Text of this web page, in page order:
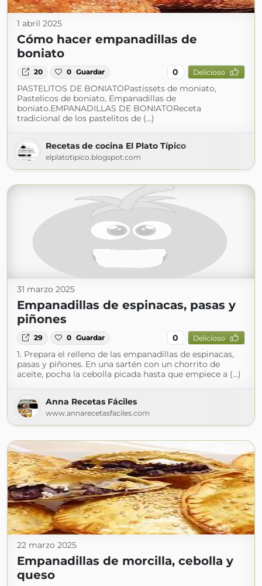
1 abril 2025
Cómo hacer empanadillas de
boniato
20 0 Guardar 0 Delicioso
PASTELITOS DE BONIATOPastissets de moniato,
Pastelicos de boniato, Empanadillas de
boniato.EMPANADILLAS DE BONIATOReceta
tradicional de los pastelitos de (...)
Recetas de cocina El Plato Típico
elplatotipico.blogspot.com
31 marzo 2025
Empanadillas de espinacas, pasas y
piñones
29 0 Guardar 0 Delicioso
1. Prepara el relleno de las empanadillas de espinacas,
pasas y piñones. En una sartén con un chorrito de
aceite, pocha la cebolla picada hasta que empiece a (...)
Anna Recetas Fáciles
www.annarecetasfaciles.com
22 marzo 2025
Empanadillas de morcilla, cebolla y
queso